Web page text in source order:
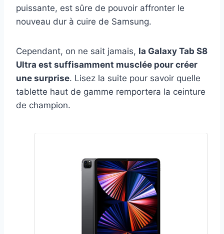
puissante, est sûre de pouvoir affronter le
nouveau dur à cuire de Samsung.
Cependant, on ne sait jamais, la Galaxy Tab S8
Ultra est suffisamment musclée pour créer
une surprise. Lisez la suite pour savoir quelle
tablette haut de gamme remportera la ceinture
de champion.